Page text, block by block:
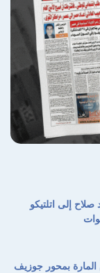
إلى اتلتيكو
بمحور جوزيف